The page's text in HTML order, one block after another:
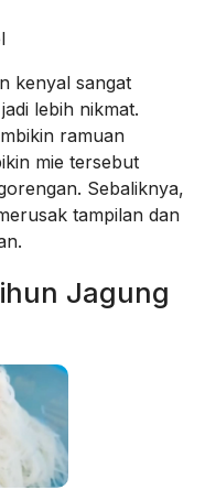
kenyal sangat
lebih nikmat.
ramuan
mie tersebut
Sebaliknya,
tampilan dan
Jagung